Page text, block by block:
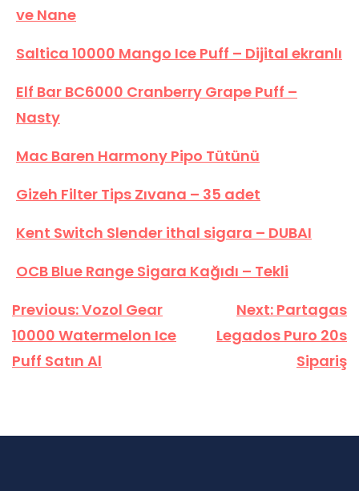
ve Nane
Saltica 10000 Mango Ice Puff – Dijital ekranlı
Elf Bar BC6000 Cranberry Grape Puff –
Nasty
Mac Baren Harmony Pipo Tütünü
Gizeh Filter Tips Zıvana – 35 adet
Kent Switch Slender ithal sigara – DUBAI
OCB Blue Range Sigara Kağıdı – Tekli
Yazı
gezinmesi
Previous:Vozol Gear
10000 Watermelon Ice
Puff Satın Al
Next: Partagas
Legados Puro 20s
Sipariş